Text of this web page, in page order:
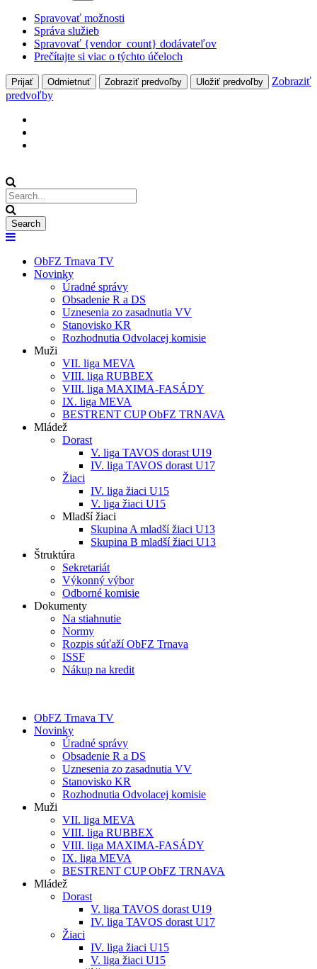
Spravovať možnosti
Správa služieb
Spravovať {vendor_count} dodávateľov
Prečítajte si viac o týchto účeloch
Prijať Odmietnuť Zobraziť predvoľby Uložiť predvoľby
Zobraziť
predvoľby
ObFZ Trnava TV
Novinky
Úradné správy
Obsadenie R a DS
Uznesenia zo zasadnutia VV
Stanovisko KR
Rozhodnutia Odvolacej komisie
Muži
VII. liga MEVA
VIII. liga RUBBEX
VIII. liga MAXIMA-FASÁDY
IX. liga MEVA
BESTRENT CUP ObFZ TRNAVA
Mládež
Dorast
V. liga TAVOS dorast U19
IV. liga TAVOS dorast U17
Žiaci
IV. liga žiaci U15
V. liga žiaci U15
Mladší žiaci
Skupina A mladší žiaci U13
Skupina B mladší žiaci U13
Štruktúra
Sekretariát
Výkonný výbor
Odborné komisie
Dokumenty
Na stiahnutie
Normy
Rozpis súťaží ObFZ Trnava
ISSF
Nákup na kredit
ObFZ Trnava TV
Novinky
Úradné správy
Obsadenie R a DS
Uznesenia zo zasadnutia VV
Stanovisko KR
Rozhodnutia Odvolacej komisie
Muži
VII. liga MEVA
VIII. liga RUBBEX
VIII. liga MAXIMA-FASÁDY
IX. liga MEVA
BESTRENT CUP ObFZ TRNAVA
Mládež
Dorast
V. liga TAVOS dorast U19
IV. liga TAVOS dorast U17
Žiaci
IV. liga žiaci U15
V. liga žiaci U15